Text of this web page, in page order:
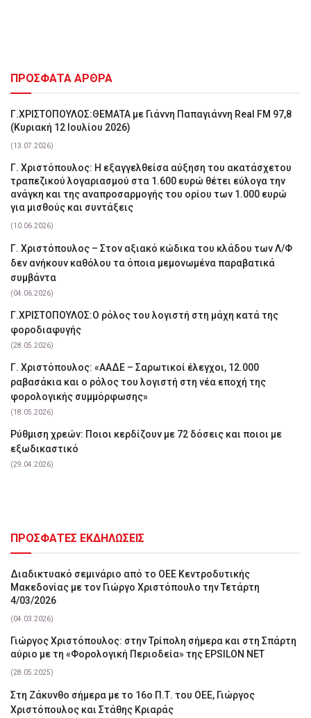
ΠΡΟΣΦΑΤΑ ΑΡΘΡΑ
Γ.ΧΡΙΣΤΟΠΟΥΛΟΣ:ΘΕΜΑΤΑ με Γιάννη Παπαγιάννη Real FM 97,8
(Κυριακή 12 Ιουλίου 2026)
(13.07.2026)
Γ. Χριστόπουλος: Η εξαγγελθείσα αύξηση του ακατάσχετου
τραπεζικού λογαριασμού στα 1.600 ευρώ θέτει εύλογα την
ανάγκη και της αναπροσαρμογής του ορίου των 1.000 ευρώ
για μισθούς και συντάξεις
(10.06.2026)
Γ. Χριστόπουλος – Στον αξιακό κώδικα του κλάδου των Λ/Φ
δεν ανήκουν καθόλου τα όποια μεμονωμένα παραβατικά
συμβάντα
(04.06.2026)
Γ.ΧΡΙΣΤΟΠΟΥΛΟΣ:Ο ρόλος του λογιστή στη μάχη κατά της
φοροδιαφυγής
(28.05.2026)
Γ. Χριστόπουλος: «ΑΑΔΕ – Σαρωτικοί έλεγχοι, 12.000
ραβασάκια και ο ρόλος του λογιστή στη νέα εποχή της
φορολογικής συμμόρφωσης»
(18.05.2026)
Ρύθμιση χρεών: Ποιοι κερδίζουν με 72 δόσεις και ποιοι με
εξωδικαστικό
(29.04.2026)
ΠΡΟΣΦΑΤΕΣ ΕΚΔΗΛΩΣΕΙΣ
Διαδικτυακό σεμινάριο από το ΟΕΕ Κεντροδυτικής
Μακεδονίας με τον Γιώργο Χριστόπουλο την Τετάρτη
4/03/2026
(04.03.2026)
Γιώργος Χριστόπουλος: στην Τρίπολη σήμερα και στη Σπάρτη
αύριο με τη «Φορολογική Περιοδεία» της EPSILON NET
(28.05.2025)
Στη Ζάκυνθο σήμερα με το 16ο Π.Τ. του ΟΕΕ, Γιώργος
Χριστόπουλος και Στάθης Κριαράς